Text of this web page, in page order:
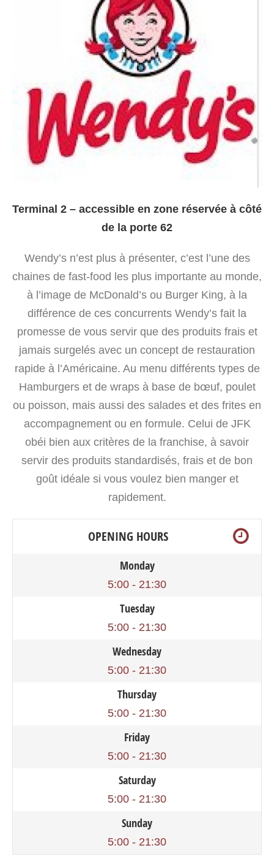
Terminal 2 – accessible en zone réservée à côté
de la porte 62
Wendy’s n’est plus à présenter, c’est l’une des
chaines de fast-food les plus importante au monde,
à l’image de McDonald’s ou Burger King, à la
différence de ces concurrents Wendy’s fait la
promesse de vous servir que des produits frais et
jamais surgelés avec un concept de restauration
rapide à l’Américaine. Au menu différents types de
Hamburgers et de wraps à base de bœuf, poulet
ou poisson, mais aussi des salades et des frites en
accompagnement ou en formule. Celui de JFK
obéi bien aux critères de la franchise, à savoir
servir des produits standardisés, frais et de bon
goût idéale si vous voulez bien manger et
rapidement.
OPENING HOURS
Monday
5:00 - 21:30
Tuesday
5:00 - 21:30
Wednesday
5:00 - 21:30
Thursday
5:00 - 21:30
Friday
5:00 - 21:30
Saturday
5:00 - 21:30
Sunday
5:00 - 21:30